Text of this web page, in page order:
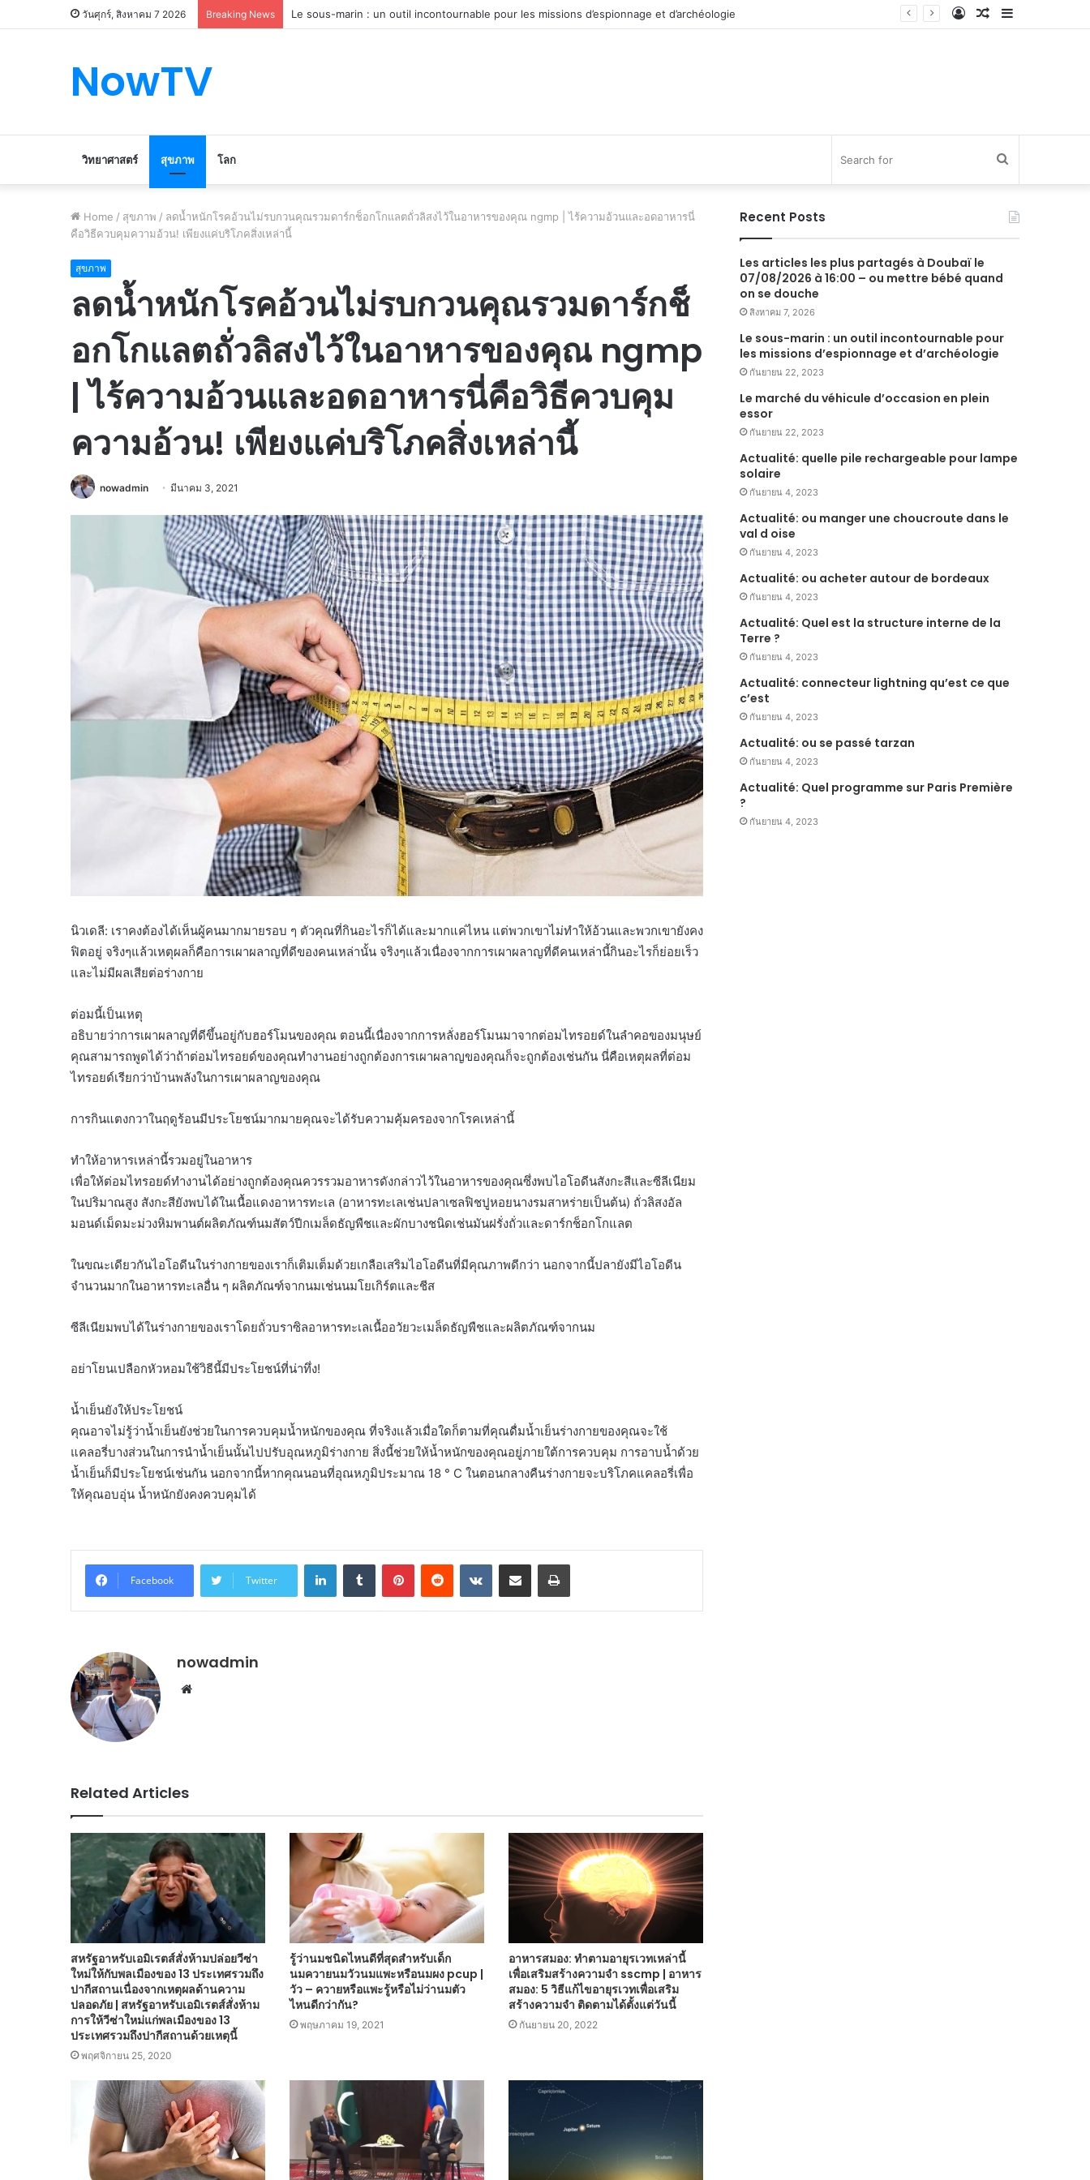
วันศุกร์, สิงหาคม 7 2026 Breaking News Le marché du véhicule d’occasion en plein essor Sidebar
Random
Log
NowTV
วิทยาศาสตร์ สุขภาพ โลก
for
Home / สุขภาพ / ลดน้ำหนักโรคอ้วนไม่รบกวนคุณรวมดาร์กช็อกโกแลตถั่วลิสงไว้ในอาหารของคุณ ngmp | ไร้ความอ้วนและอดอาหารนี่
คือวิธีควบคุมความอ้วน! เพียงแค่บริโภคสิ่งเหล่านี้
สุขภาพ
ลดน้ำหนักโรคอ้วนไม่รบกวนคุณรวมดาร์กช็
อกโกแลตถั่วลิสงไว้ในอาหารของคุณ ngmp
| ไร้ความอ้วนและอดอาหารนี่คือวิธีควบคุม
ความอ้วน! เพียงแค่บริโภคสิ่งเหล่านี้
nowadmin มีนาคม 3, 2021
นิวเดลี: เราคงต้องได้เห็นผู้คนมากมายรอบ ๆ ตัวคุณที่กินอะไรก็ได้และมากแค่ไหน แต่พวกเขาไม่ทำให้อ้วนและพวกเขายังคง
ฟิตอยู่ จริงๆแล้วเหตุผลก็คือการเผาผลาญที่ดีของคนเหล่านั้น จริงๆแล้วเนื่องจากการเผาผลาญที่ดีคนเหล่านี้กินอะไรก็ย่อยเร็ว
และไม่มีผลเสียต่อร่างกาย
ต่อมนี้เป็นเหตุ
อธิบายว่าการเผาผลาญที่ดีขึ้นอยู่กับฮอร์โมนของคุณ ตอนนี้เนื่องจากการหลั่งฮอร์โมนมาจากต่อมไทรอยด์ในลำคอของมนุษย์
คุณสามารถพูดได้ว่าถ้าต่อมไทรอยด์ของคุณทำงานอย่างถูกต้องการเผาผลาญของคุณก็จะถูกต้องเช่นกัน นี่คือเหตุผลที่ต่อม
ไทรอยด์เรียกว่าบ้านพลังในการเผาผลาญของคุณ
การกินแตงกวาในฤดูร้อนมีประโยชน์มากมายคุณจะได้รับความคุ้มครองจากโรคเหล่านี้
ทำให้อาหารเหล่านี้รวมอยู่ในอาหาร
เพื่อให้ต่อมไทรอยด์ทำงานได้อย่างถูกต้องคุณควรรวมอาหารดังกล่าวไว้ในอาหารของคุณซึ่งพบไอโอดีนสังกะสีและซีลีเนียม
ในปริมาณสูง สังกะสียังพบได้ในเนื้อแดงอาหารทะเล (อาหารทะเลเช่นปลาเซลฟิชปูหอยนางรมสาหร่ายเป็นต้น) ถั่วลิสงอัล
มอนด์เม็ดมะม่วงหิมพานต์ผลิตภัณฑ์นมสัตว์ปีกเมล็ดธัญพืชและผักบางชนิดเช่นมันฝรั่งถั่วและดาร์กช็อกโกแลต
ในขณะเดียวกันไอโอดีนในร่างกายของเราก็เติมเต็มด้วยเกลือเสริมไอโอดีนที่มีคุณภาพดีกว่า นอกจากนี้ปลายังมีไอโอดีน
จำนวนมากในอาหารทะเลอื่น ๆ ผลิตภัณฑ์จากนมเช่นนมโยเกิร์ตและชีส
ซีลีเนียมพบได้ในร่างกายของเราโดยถั่วบราซิลอาหารทะเลเนื้ออวัยวะเมล็ดธัญพืชและผลิตภัณฑ์จากนม
อย่าโยนเปลือกหัวหอมใช้วิธีนี้มีประโยชน์ที่น่าทึ่ง!
น้ำเย็นยังให้ประโยชน์
คุณอาจไม่รู้ว่าน้ำเย็นยังช่วยในการควบคุมน้ำหนักของคุณ ที่จริงแล้วเมื่อใดก็ตามที่คุณดื่มน้ำเย็นร่างกายของคุณจะใช้
แคลอรี่บางส่วนในการนำน้ำเย็นนั้นไปปรับอุณหภูมิร่างกาย สิ่งนี้ช่วยให้น้ำหนักของคุณอยู่ภายใต้การควบคุม การอาบน้ำด้วย
น้ำเย็นก็มีประโยชน์เช่นกัน นอกจากนี้หากคุณนอนที่อุณหภูมิประมาณ 18 ° C ในตอนกลางคืนร่างกายจะบริโภคแคลอรี่เพื่อ
ให้คุณอบอุ่น น้ำหนักยังคงควบคุมได้
Facebook Twitter
LinkedInTumblr PinterestReddit VKontakteShare via Email Print
nowadmin
Website
Related Articles
สหรัฐอาหรับเอมิเรตส์สั่งห้ามปล่อยวีซ่า
ใหม่ให้กับพลเมืองของ 13 ประเทศรวมถึง
ปากีสถานเนื่องจากเหตุผลด้านความ
ปลอดภัย | สหรัฐอาหรับเอมิเรตส์สั่งห้าม
การให้วีซ่าใหม่แก่พลเมืองของ 13
ประเทศรวมถึงปากีสถานด้วยเหตุนี้
พฤศจิกายน 25, 2020
รู้ว่านมชนิดไหนดีที่สุดสำหรับเด็ก
นมควายนมวัวนมแพะหรือนมผง pcup |
วัว – ควายหรือแพะรู้หรือไม่ว่านมตัว
ไหนดีกว่ากัน?
พฤษภาคม 19, 2021
อาหารสมอง: ทำตามอายุรเวทเหล่านี้
เพื่อเสริมสร้างความจำ sscmp | อาหาร
สมอง: 5 วิธีแก้ไขอายุรเวทเพื่อเสริม
สร้างความจำ ติดตามได้ตั้งแต่วันนี้
กันยายน 20, 2022
Recent Posts
Les articles les plus partagés à Doubaï le
07/08/2026 à 16:00 – ou mettre bébé quand
on se douche
สิงหาคม 7, 2026
Le sous-marin : un outil incontournable pour
les missions d’espionnage et d’archéologie
กันยายน 22, 2023
Le marché du véhicule d’occasion en plein
essor
กันยายน 22, 2023
Actualité: quelle pile rechargeable pour lampe
solaire
กันยายน 4, 2023
Actualité: ou manger une choucroute dans le
val d oise
กันยายน 4, 2023
Actualité: ou acheter autour de bordeaux
กันยายน 4, 2023
Actualité: Quel est la structure interne de la
Terre ?
กันยายน 4, 2023
Actualité: connecteur lightning qu’est ce que
c’est
กันยายน 4, 2023
Actualité: ou se passé tarzan
กันยายน 4, 2023
Actualité: Quel programme sur Paris Première
?
กันยายน 4, 2023